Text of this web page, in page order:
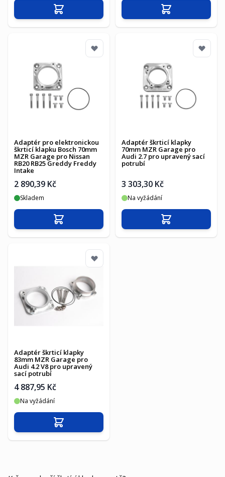
Přidat do košíku Přidat do košíku
Adaptér pro elektronickou
škrticí klapku Bosch 70mm
MZR Garage pro Nissan
RB20 RB25 Greddy Freddy
Intake
2 890,39 Kč
Skladem
Přidat do košíku
Adaptér škrticí klapky
70mm MZR Garage pro
Audi 2.7 pro upravený sací
potrubí
3 303,30 Kč
Na vyžádání
Přidat do košíku
Adaptér škrticí klapky
83mm MZR Garage pro
Audi 4.2 V8 pro upravený
sací potrubí
4 887,95 Kč
Na vyžádání
Přidat do košíku